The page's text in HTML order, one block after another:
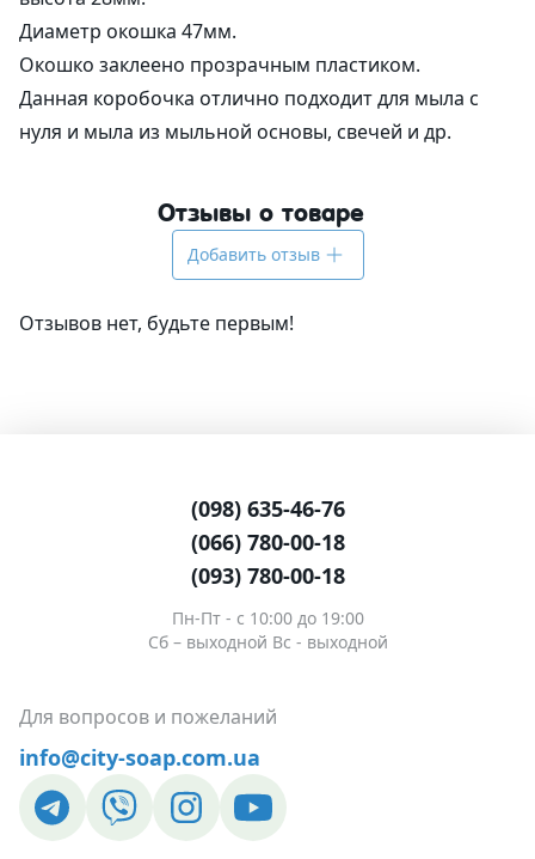
Для губ
Антиполюшн - защита в городе
Со-Эмульгаторы
Гелеобразователи
Экстракты
Жидкие экстракты (ВСГ)
СО2 экстракты
Кислоты
Регуляторы кислотности
Дезодоранты
Другие компоненты
Формы пластиковые для шоколада
Корзинки из шпона
Наполнитель
Вакуумные флаконы
Тубы для косметики
Стеклянная тара
Различная тара
Тара для декоративной косметики
Ангелочки
Новый Год и зима
Альгинатные маски
Диаметр окошка 47мм.
Окошко заклеено прозрачным пластиком.
Данная коробочка отлично подходит для мыла с
нуля и мыла из мыльной основы, свечей и др.
Отзывы о товаре
Добавить отзыв
Отзывов нет, будьте первым!
(098) 635-46-76
(066) 780-00-18
(093) 780-00-18
Пн-Пт - c 10:00 до 19:00
Сб – выходной Вс - выходной
Для вопросов и пожеланий
info@city-soap.com.ua